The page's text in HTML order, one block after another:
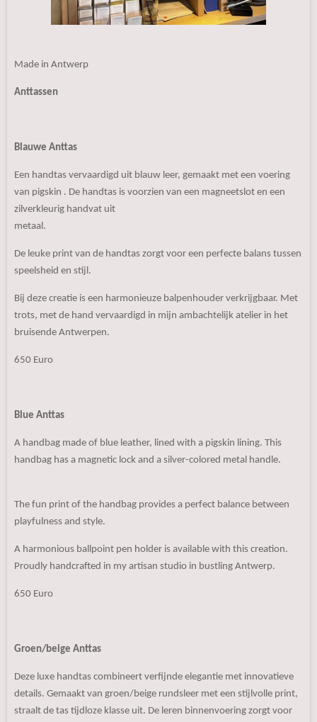
Made in Antwerp
Anttassen
Blauwe Anttas
Een handtas vervaardigd uit blauw leer, gemaakt met een voering
van pigskin . De handtas is voorzien van een magneetslot en een
zilverkleurig handvat uit
metaal.
De leuke print van de handtas zorgt voor een perfecte balans tussen
speelsheid en stijl.
Bij deze creatie is een harmonieuze balpenhouder verkrijgbaar. Met
trots, met de hand vervaardigd in mijn ambachtelijk atelier in het
bruisende Antwerpen.
650 Euro
Blue Anttas
A handbag made of blue leather, lined with a pigskin lining. This
handbag has a magnetic lock and a silver-colored metal handle.
The fun print of the handbag provides a perfect balance between
playfulness and style.
A harmonious ballpoint pen holder is available with this creation.
Proudly handcrafted in my artisan studio in bustling Antwerp.
650 Euro
Groen/beige Anttas
Deze luxe handtas combineert verfijnde elegantie met innovatieve
details. Gemaakt van groen/beige rundsleer met een stijlvolle print,
straalt de tas tijdloze klasse uit. De leren binnenvoering zorgt voor